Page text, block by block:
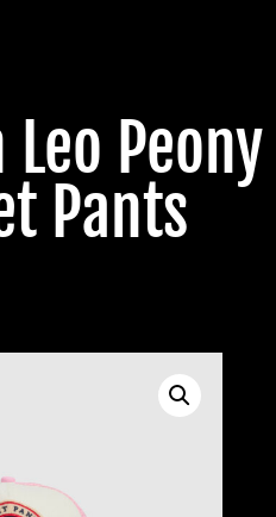
Leo Peony
Pants